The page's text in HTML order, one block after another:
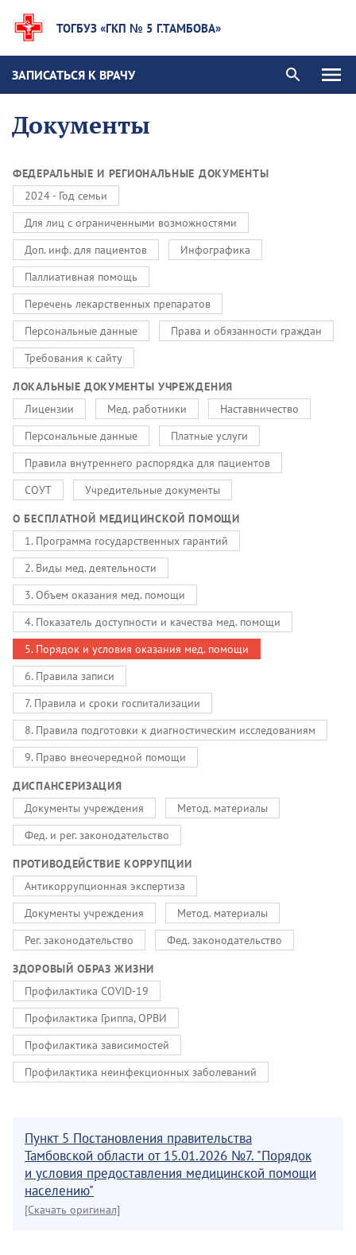
ТОГБУЗ «ГКП № 5 Г.ТАМБОВА»
ЗАПИСАТЬСЯ К ВРАЧУ
Документы
ФЕДЕРАЛЬНЫЕ И РЕГИОНАЛЬНЫЕ ДОКУМЕНТЫ
2024 - Год семьи
Для лиц с ограниченными возможностями
Доп. инф. для пациентов
Инфографика
Паллиативная помощь
Перечень лекарственных препаратов
Персональные данные
Права и обязанности граждан
Требования к сайту
ЛОКАЛЬНЫЕ ДОКУМЕНТЫ УЧРЕЖДЕНИЯ
Лицензии
Мед. работники
Наставничество
Персональные данные
Платные услуги
Правила внутреннего распорядка для пациентов
СОУТ
Учредительные документы
О БЕСПЛАТНОЙ МЕДИЦИНСКОЙ ПОМОЩИ
1. Программа государственных гарантий
2. Виды мед. деятельности
3. Объем оказания мед. помощи
4. Показатель доступности и качества мед. помощи
5. Порядок и условия оказания мед. помощи
6. Правила записи
7. Правила и сроки госпитализации
8. Правила подготовки к диагностическим исследованиям
9. Право внеочередной помощи
ДИСПАНСЕРИЗАЦИЯ
Документы учреждения
Метод. материалы
Фед. и рег. законодательство
ПРОТИВОДЕЙСТВИЕ КОРРУПЦИИ
Антикоррупционная экспертиза
Документы учреждения
Метод. материалы
Рег. законодательство
Фед. законодательство
ЗДОРОВЫЙ ОБРАЗ ЖИЗНИ
Профилактика COVID-19
Профилактика Гриппа, ОРВИ
Профилактика зависимостей
Профилактика неинфекционных заболеваний
Пункт 5 Постановления правительства
Тамбовской области от 15.01.2026 №7. "Порядок
и условия предоставления медицинской помощи
населению"
[Скачать оригинал]